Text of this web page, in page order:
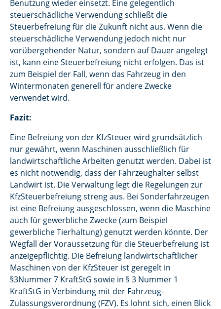
Benutzung wieder einsetzt. Eine gelegentlich
steuerschädliche Verwendung schließt die
Steuerbefreiung für die Zukunft nicht aus. Wenn die
steuerschädliche Verwendung jedoch nicht nur
vorübergehender Natur, sondern auf Dauer angelegt
ist, kann eine Steuerbefreiung nicht erfolgen. Das ist
zum Beispiel der Fall, wenn das Fahrzeug in den
Wintermonaten generell für andere Zwecke
verwendet wird.
Fazit:
Eine Befreiung von der KfzSteuer wird grundsätzlich
nur gewährt, wenn Maschinen ausschließlich für
landwirtschaftliche Arbeiten genutzt werden. Dabei ist
es nicht notwendig, dass der Fahrzeughalter selbst
Landwirt ist. Die Verwaltung legt die Regelungen zur
KfzSteuerbefreiung streng aus. Bei Sonderfahrzeugen
ist eine Befreiung ausgeschlossen, wenn die Maschine
auch für gewerbliche Zwecke (zum Beispiel
gewerbliche Tierhaltung) genutzt werden könnte. Der
Wegfall der Voraussetzung für die Steuerbefreiung ist
anzeigepflichtig. Die Befreiung landwirtschaftlicher
Maschinen von der KfzSteuer ist geregelt in
§3Nummer 7 KraftStG sowie in § 3 Nummer 1
KraftStG in Verbindung mit der Fahrzeug-
Zulassungsverordnung (FZV). Es lohnt sich, einen Blick